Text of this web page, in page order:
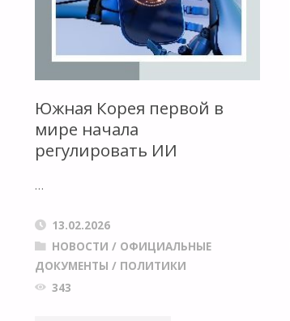
Южная Корея первой в
мире начала
регулировать ИИ
…
13.02.2026
НОВОСТИ / ОФИЦИАЛЬНЫЕ
ДОКУМЕНТЫ / ПОЛИТИКИ
343